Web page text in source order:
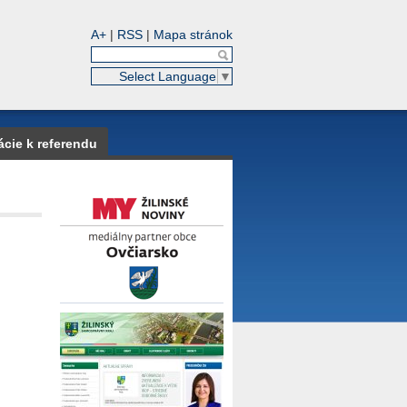
A+ | RSS | Mapa stránok
Select Language ▼
k referendu